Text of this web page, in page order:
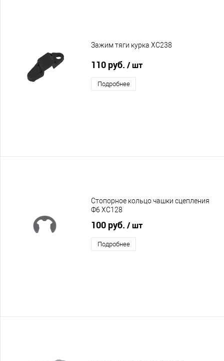
Зажим тяги курка XC238
110 руб. / шт
Подробнее
Стопорное кольцо чашки сцепления
Ф6 XC128
100 руб. / шт
Подробнее